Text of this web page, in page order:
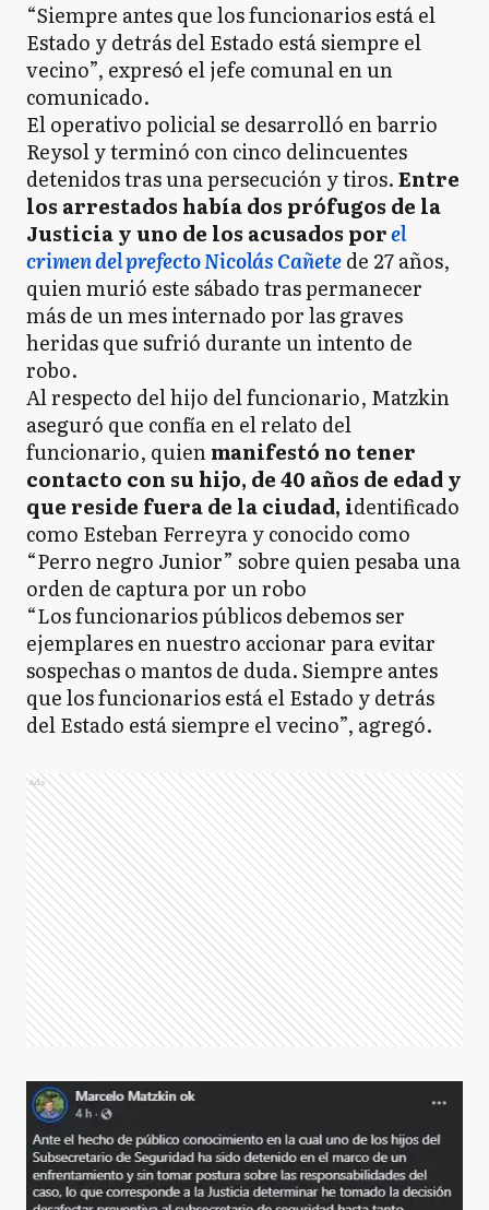
“Siempre antes que los funcionarios está el
Estado y detrás del Estado está siempre el
vecino”, expresó el jefe comunal en un
comunicado.
El operativo policial se desarrolló en barrio
Reysol y terminó con cinco delincuentes
detenidos tras una persecución y tiros.Entre
los arrestados había dos prófugos de la
Justicia y uno de los acusados porel
crimen del prefecto Nicolás Cañetede 27 años,
quien murió este sábado tras permanecer
más de un mes internado por las graves
heridas que sufrió durante un intento de
robo.
Al respecto del hijo del funcionario, Matzkin
aseguró que confía en el relato del
funcionario, quienmanifestó no tener
contacto con su hijo, de 40 años de edad y
que reside fuera de la ciudad, identificado
como Esteban Ferreyra y conocido como
“Perro negro Junior” sobre quien pesaba una
orden de captura por un robo
“Los funcionarios públicos debemos ser
ejemplares en nuestro accionar para evitar
sospechas o mantos de duda. Siempre antes
que los funcionarios está el Estado y detrás
del Estado está siempre el vecino”, agregó.
Ads